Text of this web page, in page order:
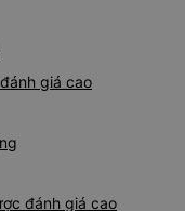
quá ngu ngốc. Tôi vẫn
giá cao
đánh giá cao